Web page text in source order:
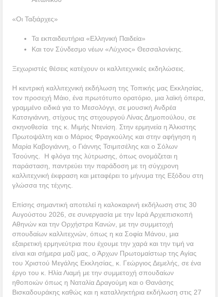
«Οι Ταξιάρχες»
Τα εκπαιδευτήρια «Ελληνική Παιδεία»
Και τον Σύνδεσμο νέων «Λύχνος» Θεσσαλονίκης.
Ξεχωριστές θέσεις κατέχουν οι καλλιτεχνικές εκδηλώσεις.
Η κεντρική καλλιτεχνική εκδήλωση της Τοπικής μας Εκκλησίας,
τον προσεχή Μάιο, ένα πρωτότυπο ορατόριο, μια λαϊκή όπερα,
γραμμένο ειδικά για το Μεσολόγγι, σε μουσική Ανδρέα
Κατσιγιάννη, στίχους της στιχουργού Λίνας Δημοπούλου, σε
σκηνοθεσία της κ. Μιμής Ντενίση. Στην ερμηνεία η Άλκιστης
Πρωτοψάλτη και ο Μάριος Φραγκούλης και στην αφήγηση η
Μαρία Καβογιάννη, ο Γιάννης Τσιμιτσέλης και ο Σόλων
Τσούνης. Η φλόγα της λύτρωσης, όπως ονομάζεται η
παράσταση, παντρεύει την παράδοση με τη σύγχρονη
καλλιτεχνική έκφραση και μεταφέρει το μήνυμα της Εξόδου στη
γλώσσα της τέχνης.
Επίσης σημαντική αποτελεί η καλοκαιρινή εκδήλωση στις 30
Αυγούστου 2026, σε συνεργασία με την Ιερά Αρχιεπισκοπή
Αθηνών και την Ορχήστρα Κανών, με την συμμετοχή
σπουδαίων καλλιτεχνών, όπως η κα Σοφία Μάνου, μια
εξαιρετική ερμηνεύτρια που έχουμε την χαρά και την τιμή να
είναι και σήμερα μαζί μας, ο Άρχων Πρωτομαίστωρ της Αγίας
του Χριστού Μεγάλης Εκκλησίας, κ. Γεώργιος Δεμελής, σε ένα
έργο του κ. Ηλία Λιαμή με την συμμετοχή σπουδαίων
ηθοποιών όπως η Ναταλία Δραγούμη και ο Θανάσης
Βισκαδουράκης καθώς και η καταλληκτήρια εκδήλωση στις 27